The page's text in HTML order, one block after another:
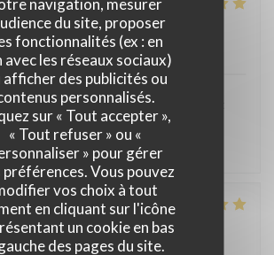
du site, proposer
fonctionnalités (ex : en
avec les réseaux sociaux)
afficher des publicités ou
personnalisés.
sur « Tout accepter »,
« Tout refuser » ou «
» pour gérer
préférences. Vous pouvez
vos choix à tout
en cliquant sur l'icône
un cookie en bas
des pages du site.
- Couverts 3
:5/5 Cuisine: 5/5 Qualité / Prix
les plats sont bien servis et surtout
spéciale pour la mousse au chocolat
- Couverts 2
: 5/5 Cuisine:5/5 Qualité / Prix